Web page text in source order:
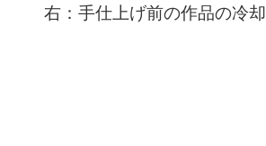
右：手仕上げ前の作品の冷却